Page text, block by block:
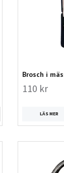
Brosch i
110 kr
LÄS MER